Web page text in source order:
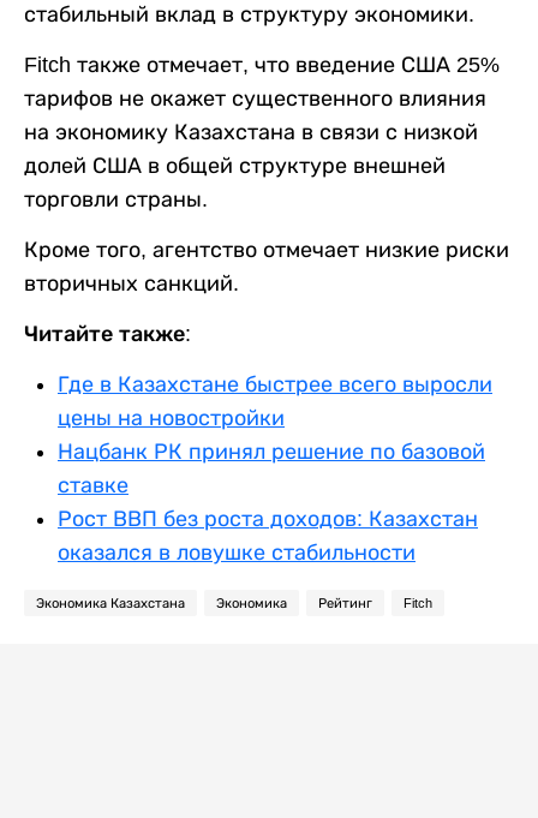
стабильный вклад в структуру экономики.
Fitch также отмечает, что введение США 25%
тарифов не окажет существенного влияния
на экономику Казахстана в связи с низкой
долей США в общей структуре внешней
торговли страны.
Кроме того, агентство отмечает низкие риски
вторичных санкций.
Читайте также:
Где в Казахстане быстрее всего выросли
цены на новостройки
Нацбанк РК принял решение по базовой
ставке
Рост ВВП без роста доходов: Казахстан
оказался в ловушке стабильности
Экономика Казахстана Экономика Рейтинг Fitch